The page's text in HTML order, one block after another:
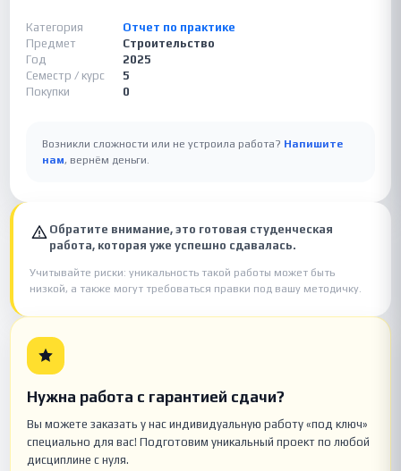
Категория
Отчет по практике
Предмет
Строительство
Год
2025
Семестр / курс
5
Покупки
0
Возникли сложности или не устроила работа? Напишите
нам, вернём деньги.
Обратите внимание, это готовая студенческая
работа, которая уже успешно сдавалась.
Учитывайте риски: уникальность такой работы может быть
низкой, а также могут требоваться правки под вашу методичку.
Нужна работа с гарантией сдачи?
Вы можете заказать у нас индивидуальную работу «под ключ»
специально для вас! Подготовим уникальный проект по любой
дисциплине с нуля.